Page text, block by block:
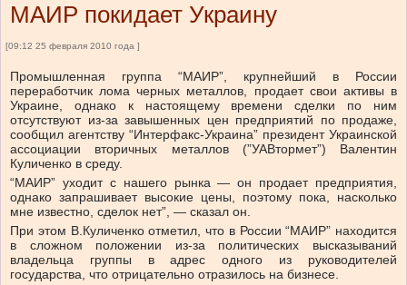
МАИР покидает Украину
[09:12 25 февраля 2010 года ]
Промышленная группа “МАИР”, крупнейший в России
переработчик лома черных металлов, продает свои активы в
Украине, однако к настоящему времени сделки по ним
отсутствуют из-за завышенных цен предприятий по продаже,
сообщил агентству “Интерфакс-Украина” президент Украинской
ассоциации вторичных металлов (”УАВтормет”) Валентин
Куличенко в среду.
“МАИР” уходит с нашего рынка — он продает предприятия,
однако запрашивает высокие цены, поэтому пока, насколько
мне известно, сделок нет”, — сказал он.
При этом В.Куличенко отметил, что в России “МАИР” находится
в сложном положении из-за политических высказываний
владельца группы в адрес одного из руководителей
государства, что отрицательно отразилось на бизнесе.